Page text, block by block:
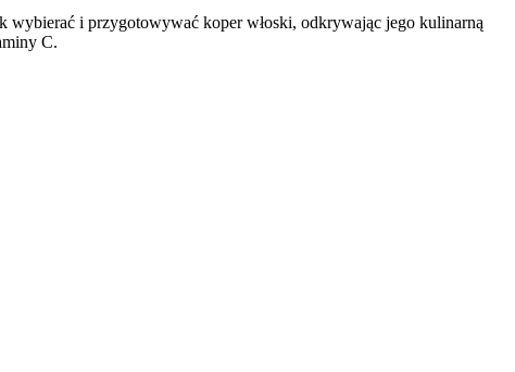
wybierać i przygotowywać koper włoski, odkrywając jego kulinarną
C.